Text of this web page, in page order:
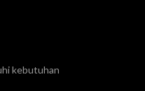
kebutuhan